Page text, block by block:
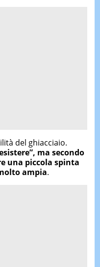
del ghiacciaio.
ma secondo
una piccola spinta
ampia.